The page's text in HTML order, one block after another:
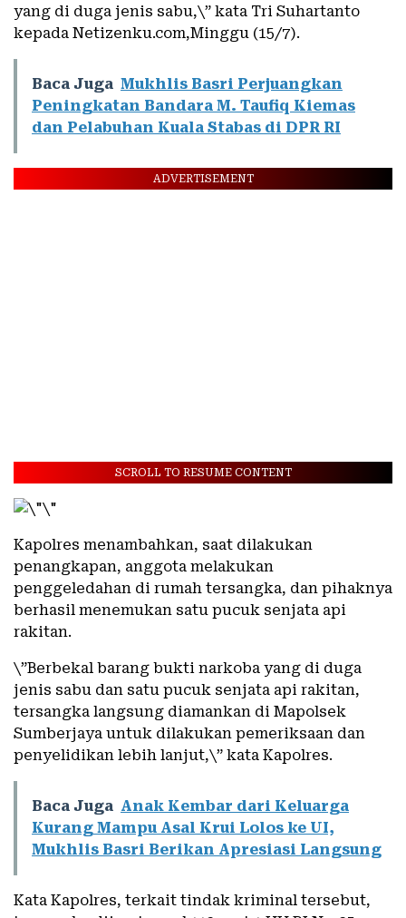
yang di duga jenis sabu,\” kata Tri Suhartanto
kepada Netizenku.com,Minggu (15/7).
Baca Juga Mukhlis Basri Perjuangkan
Peningkatan Bandara M. Taufiq Kiemas
dan Pelabuhan Kuala Stabas di DPR RI
ADVERTISEMENT
SCROLL TO RESUME CONTENT
Kapolres menambahkan, saat dilakukan
penangkapan, anggota melakukan
penggeledahan di rumah tersangka, dan pihaknya
berhasil menemukan satu pucuk senjata api
rakitan.
\”Berbekal barang bukti narkoba yang di duga
jenis sabu dan satu pucuk senjata api rakitan,
tersangka langsung diamankan di Mapolsek
Sumberjaya untuk dilakukan pemeriksaan dan
penyelidikan lebih lanjut,\” kata Kapolres.
Baca Juga Anak Kembar dari Keluarga
Kurang Mampu Asal Krui Lolos ke UI,
Mukhlis Basri Berikan Apresiasi Langsung
Kata Kapolres, terkait tindak kriminal tersebut,